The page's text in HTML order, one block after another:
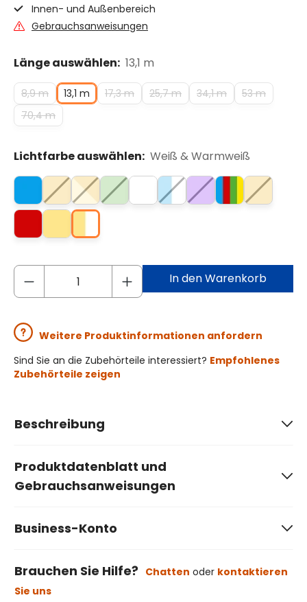
Innen- und Außenbereich
Gebrauchsanweisungen
Länge auswählen: 13,1 m
8,9 m 13,1 m 17,3 m 25,7 m 34,1 m
53 m
70,4 m
Lichtfarbe auswählen: Weiß & Warmweiß
In den Warenkorb
Weitere Produktinformationen anfordern
Sind Sie an die Zubehörteile interessiert? Empfohlenes
Zubehörteile zeigen
Beschreibung
Produktdatenblatt und
Gebrauchsanweisungen
Business-Konto
Brauchen Sie Hilfe? Chatten oder kontaktieren
Sie uns